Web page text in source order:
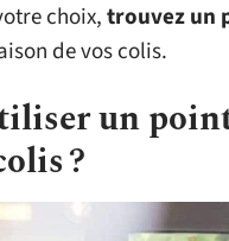
choix,trouvez un
de vos colis.
un
?